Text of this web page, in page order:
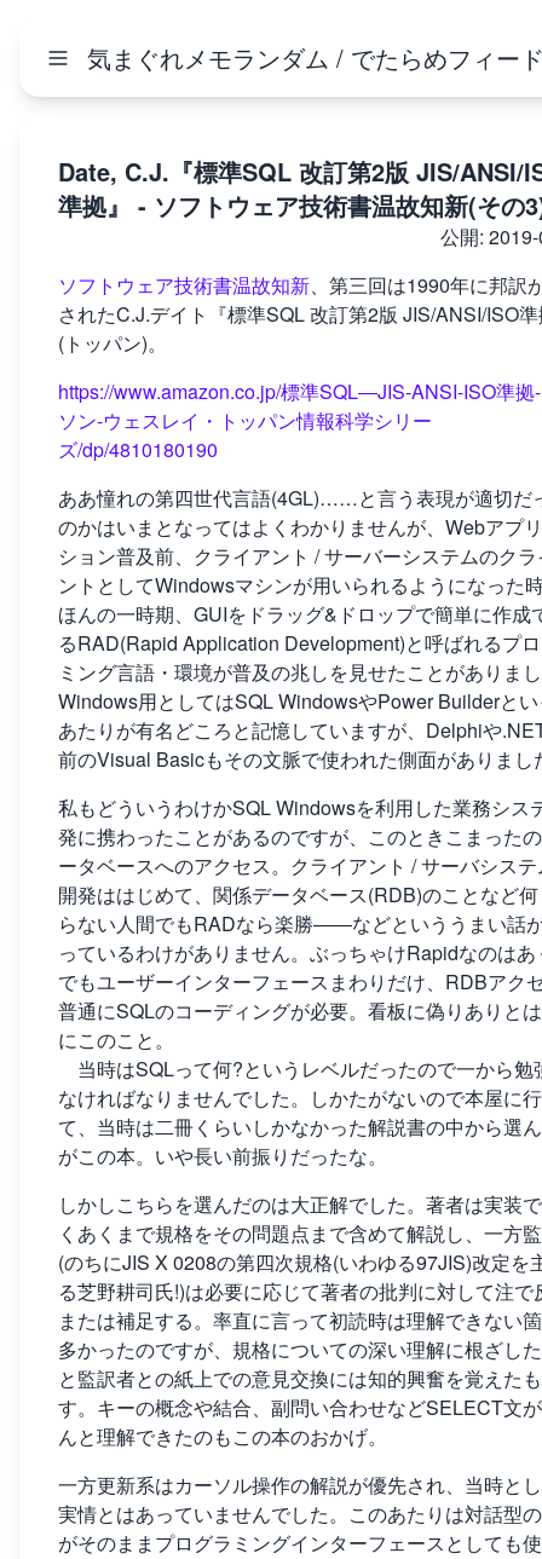
気まぐれメモランダム / でたらめフィー
Date, C.J.『標準SQL 改訂第2版 JIS/ANSI/
準拠』 - ソフトウェア技術書温故知新(その
公開:
ソフトウェア技術書温故知新、第三回は1990年に邦訳
されたC.J.デイト『標準SQL 改訂第2版 JIS/ANSI/ISO
(トッパン)。
https://www.amazon.co.jp/標準SQL―JIS-ANSI-ISO準拠
ソン-ウェスレイ・トッパン情報科学シリー
ズ/dp/4810180190
ああ憧れの第四世代言語(4GL)……と言う表現が適切だ
のかはいまとなってはよくわかりませんが、Webアプ
ション普及前、クライアント / サーバーシステムのク
ントとしてWindowsマシンが用いられるようになった
ほんの一時期、GUIをドラッグ&ドロップで簡単に作成
るRAD(Rapid Application Development)と呼ばれるプ
ミング言語・環境が普及の兆しを見せたことがありま
Windows用としてはSQL WindowsやPower Builderと
あたりが有名どころと記憶していますが、Delphiや
前のVisual Basicもその文脈で使われた側面がありまし
私もどういうわけかSQL Windowsを利用した業務シス
発に携わったことがあるのですが、このときこまった
ータベースへのアクセス。クライアント / サーバシス
開発ははじめて、関係データベース(RDB)のことなど
らない人間でもRADなら楽勝――などといううまい話
っているわけがありません。ぶっちゃけRapidなのはあ
でもユーザーインターフェースまわりだけ、RDBアク
普通にSQLのコーディングが必要。看板に偽りありと
にこのこと。
当時はSQLって何?というレベルだったので一から勉
なければなりませんでした。しかたがないので本屋に
て、当時は二冊くらいしかなかった解説書の中から選
がこの本。いや長い前振りだったな。
しかしこちらを選んだのは大正解でした。著者は実装
くあくまで規格をその問題点まで含めて解説し、一方
(のちにJIS X 0208の第四次規格(いわゆる97JIS)改定を
る芝野耕司氏!)は必要に応じて著者の批判に対して注で
または補足する。率直に言って初読時は理解できない
多かったのですが、規格についての深い理解に根ざし
と監訳者との紙上での意見交換には知的興奮を覚えた
す。キーの概念や結合、副問い合わせなどSELECT文
んと理解できたのもこの本のおかげ。
一方更新系はカーソル操作の解説が優先され、当時と
実情とはあっていませんでした。このあたりは対話型
がそのままプログラミングインターフェースとしても